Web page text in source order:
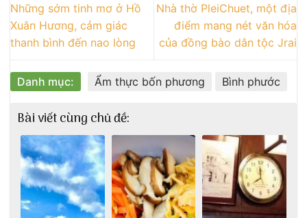
Những sớm tinh mơ ở Hồ
Xuân Hương, cảm giác
thanh bình đến nao lòng
Nhà thờ PleiChuet, một địa
điểm mang nét văn hóa
của đồng bào dân tộc Jrai
Danh mục: Ẩm thực bốn phương Bình phước
Bài viết cùng chủ đề: